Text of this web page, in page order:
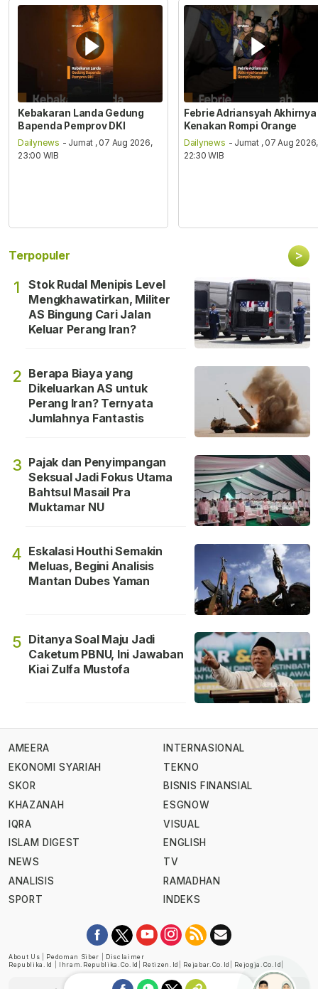
Kebakaran Landa Gedung
Bapenda Pemprov DKI
Dailynews - Jumat , 07 Aug 2026,
23:00 WIB
Febrie Adriansyah Akhirnya
Kenakan Rompi Orange
Dailynews - Jumat , 07 Aug 2026,
22:30 WIB
Terpopuler >
1
Stok Rudal Menipis Level
Mengkhawatirkan, Militer
AS Bingung Cari Jalan
Keluar Perang Iran?
2 Berapa Biaya yang
Dikeluarkan AS untuk
Perang Iran? Ternyata
Jumlahnya Fantastis
3 Pajak dan Penyimpangan
Seksual Jadi Fokus Utama
Bahtsul Masail Pra
Muktamar NU
4 Eskalasi Houthi Semakin
Meluas, Begini Analisis
Mantan Dubes Yaman
5 Ditanya Soal Maju Jadi
Caketum PBNU, Ini Jawaban
Kiai Zulfa Mustofa
AMEERA
EKONOMI SYARIAH
SKOR
KHAZANAH
IQRA
ISLAM DIGEST
NEWS
ANALISIS
SPORT
INTERNASIONAL
TEKNO
BISNIS FINANSIAL
ESGNOW
VISUAL
ENGLISH
TV
RAMADHAN
INDEKS
About Us Pedoman Siber
Disclaimer
Republika.id
Ihram.republika.co.id Retizen.id Rejabar.co.id Rejogja.co.id